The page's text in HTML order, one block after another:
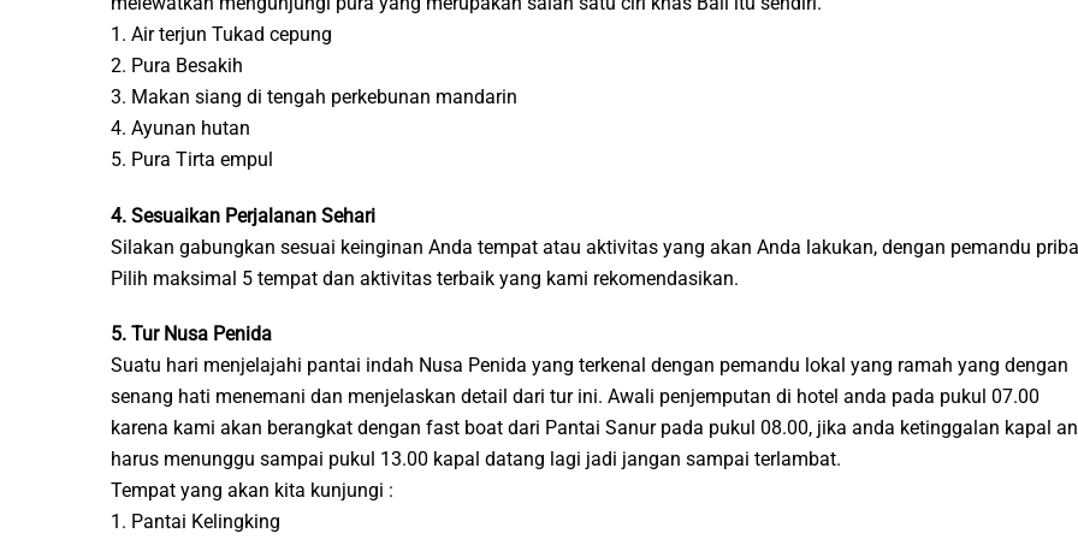
1. Air terjun Tukad cepung
2. Pura Besakih
3. Makan siang di tengah perkebunan mandarin
4. Ayunan hutan
5. Pura Tirta empul
4. Sesuaikan Perjalanan Sehari
Silakan gabungkan sesuai keinginan Anda tempat atau aktivitas yang akan Anda lakukan, dengan pemandu
Pilih maksimal 5 tempat dan aktivitas terbaik yang kami rekomendasikan.
5. Tur Nusa Penida
Suatu hari menjelajahi pantai indah Nusa Penida yang terkenal dengan pemandu lokal yang ramah yang dengan
senang hati menemani dan menjelaskan detail dari tur ini. Awali penjemputan di hotel anda pada pukul 07.00
karena kami akan berangkat dengan fast boat dari Pantai Sanur pada pukul 08.00, jika anda ketinggalan kapal
harus menunggu sampai pukul 13.00 kapal datang lagi jadi jangan sampai terlambat.
Tempat yang akan kita kunjungi :
1. Pantai Kelingking